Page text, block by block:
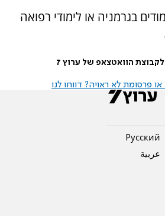
בגרמניה או לימודי רפואה
הוואטצאפ של ערוץ 7
פרסומת לא ראויה? דווחו לנו
Pусский
عربية